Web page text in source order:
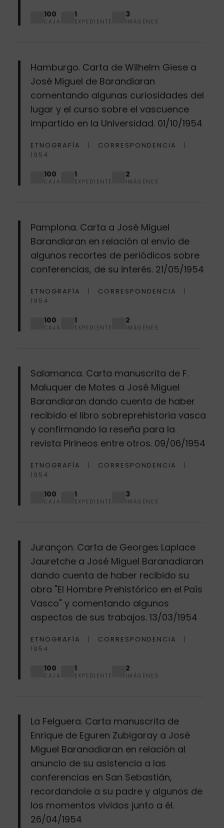
100
CAJA
1
EXPEDIENTE
3
IMÁGENES
Hamburgo. Carta de Wilhelm Giese a
José Miguel de Barandiaran
comentando algunas curiosidades del
lugar y el curso sobre el vascuence
impartido en la Universidad. 01/10/1954
ETNOGRAFÍA
CORRESPONDENCIA
1954
100
CAJA
1
EXPEDIENTE
2
IMÁGENES
Pamplona. Carta a José Miguel
Barandiaran en relación al envío de
algunos recortes de periódicos sobre
conferencias, de su interés. 21/05/1954
ETNOGRAFÍA
CORRESPONDENCIA
1954
100
CAJA
1
EXPEDIENTE
2
IMÁGENES
Salamanca. Carta manuscrita de F.
Maluquer de Motes a José Miguel
Barandiaran dando cuenta de haber
recibido el libro sobreprehistoria vasca
y confirmando la reseña para la
revista Pirineos entre otros. 09/06/1954
ETNOGRAFÍA
CORRESPONDENCIA
1954
100
CAJA
1
EXPEDIENTE
3
IMÁGENES
Jurançon. Carta de Georges Laplace
Jauretche a José Miguel Baranadiaran
dando cuenta de haber recibido su
obra "El Hombre Prehistórico en el País
Vasco" y comentando algunos
aspectos de sus trabajos. 13/03/1954
ETNOGRAFÍA
CORRESPONDENCIA
1954
100
CAJA
1
EXPEDIENTE
2
IMÁGENES
La Felguera. Carta manuscrita de
Enrique de Eguren Zubigaray a José
Miguel Baranadiaran en relación al
anuncio de su asistencia a las
conferencias en San Sebastián,
recordandole a su padre y algunos de
los momentos vividos junto a él.
26/04/1954